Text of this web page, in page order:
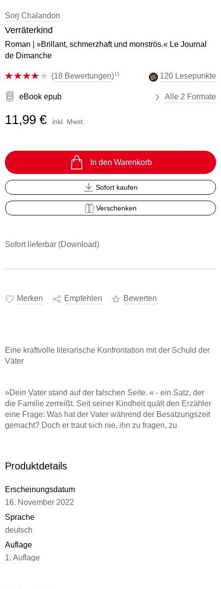
Sorj Chalandon
Verräterkind
Roman | »Brillant, schmerzhaft und monströs.« Le Journal
de Dimanche
(18 Bewertungen) 15 120 Lesepunkte
eBook epub Alle 2 Formate
11,99 € inkl. Mwst.
In den Warenkorb
Sofort kaufen
Verschenken
Sofort lieferbar (Download)
Merken Empfehlen Bewerten
Eine kraftvolle literarische Konfrontation mit der Schuld der
Väter
»Dein Vater stand auf der falschen Seite. « - ein Satz, der
die Familie zerreißt. Seit seiner Kindheit quält den Erzähler
eine Frage: Was hat der Vater während der Besatzungszeit
gemacht? Doch er traut sich nie, ihn zu fragen, zu
großen französischen Tageszeitung. Und erfährt am selben
schlummert. Und so ist es nicht ein Prozess, der gerade
begonnen hat, es sind zwei. Die sprachgewaltige,
schmerzhafte Auseinandersetzung Chalandons mit der
Wunde seines Lebens und Schreibens, dem Vater als
Verräter.
Produktdetails
Erscheinungsdatum
16. November 2022
Sprache
deutsch
Auflage
1. Auflage